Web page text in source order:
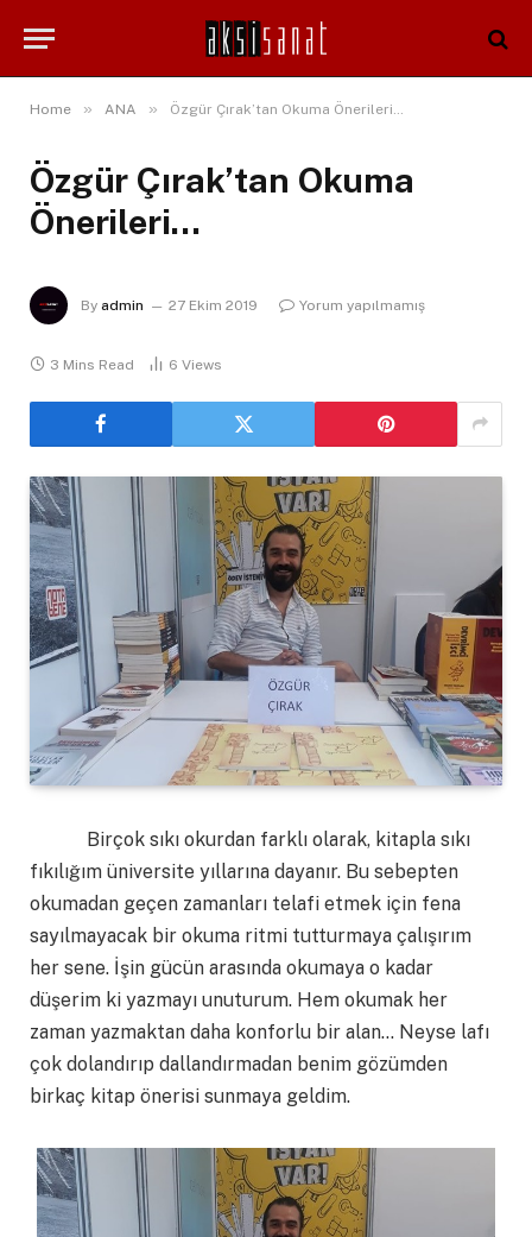
Home » ANA » Özgür Çırak’tan Okuma Önerileri…
Özgür Çırak’tan Okuma
Önerileri…
By admin 27 Ekim 2019 Yorum yapılmamış
3 Mins Read 6 Views
Birçok sıkı okurdan farklı olarak, kitapla sıkı
fıkılığım üniversite yıllarına dayanır. Bu sebepten
okumadan geçen zamanları telafi etmek için fena
sayılmayacak bir okuma ritmi tutturmaya çalışırım
her sene. İşin gücün arasında okumaya o kadar
düşerim ki yazmayı unuturum. Hem okumak her
zaman yazmaktan daha konforlu bir alan… Neyse lafı
çok dolandırıp dallandırmadan benim gözümden
birkaç kitap önerisi sunmaya geldim.